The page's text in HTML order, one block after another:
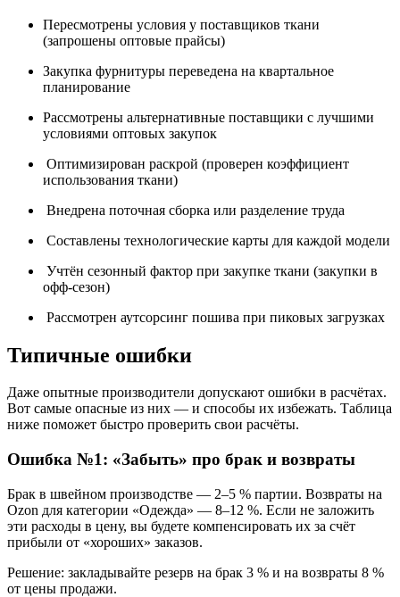
Пересмотрены условия у поставщиков ткани
(запрошены оптовые прайсы)
Закупка фурнитуры переведена на квартальное
планирование
Рассмотрены альтернативные поставщики с лучшими
условиями оптовых закупок
Оптимизирован раскрой (проверен коэффициент
использования ткани)
Внедрена поточная сборка или разделение труда
Составлены технологические карты для каждой модели
Учтён сезонный фактор при закупке ткани (закупки в
офф-сезон)
Рассмотрен аутсорсинг пошива при пиковых загрузках
Типичные ошибки
Даже опытные производители допускают ошибки в расчётах.
Вот самые опасные из них — и способы их избежать. Таблица
ниже поможет быстро проверить свои расчёты.
Ошибка №1: «Забыть» про брак и возвраты
Брак в швейном производстве — 2–5 % партии. Возвраты на
Ozon для категории «Одежда» — 8–12 %. Если не заложить
эти расходы в цену, вы будете компенсировать их за счёт
прибыли от «хороших» заказов.
Решение: закладывайте резерв на брак 3 % и на возвраты 8 %
от цены продажи.